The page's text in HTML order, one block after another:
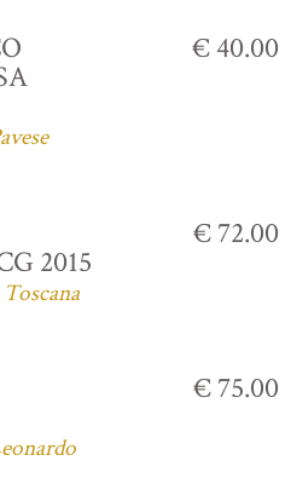
€ 40.00
2015
€ 72.00
€ 75.00